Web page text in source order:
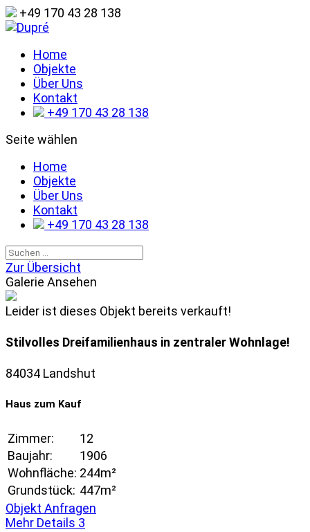
+49 170 43 28 138
Home
Objekte
Über Uns
Kontakt
+49 170 43 28 138
Seite wählen
Home
Objekte
Über Uns
Kontakt
+49 170 43 28 138
Zur Übersicht
Galerie Ansehen
Leider ist dieses Objekt bereits verkauft!
Stilvolles Dreifamilienhaus in zentraler Wohnlage!
84034 Landshut
Haus zum Kauf
Zimmer:
12
Baujahr:
1906
Wohnfläche: 244m²
Grundstück: 447m²
Objekt Anfragen
Mehr Details 3